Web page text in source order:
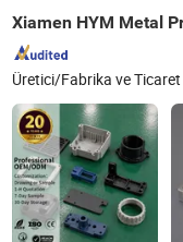
Xiamen HYM Metal
Üretici/Fabrika ve